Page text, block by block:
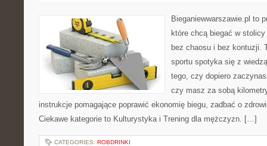
Bieganiewwarszawie.pl to
które chcą biegać w
bez chaosu i bez kontuzji.
sportu spotyka się z
tego, czy dopiero
czy masz za sobą
instrukcje pomagające poprawić ekonomię biegu, zadbać o
Ciekawe kategorie to Kulturystyka i Trening dla mężczyzn. […]
CATEGORIES: ROBDRINKI